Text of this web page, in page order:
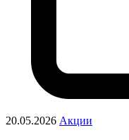
20.05.2026 Акции